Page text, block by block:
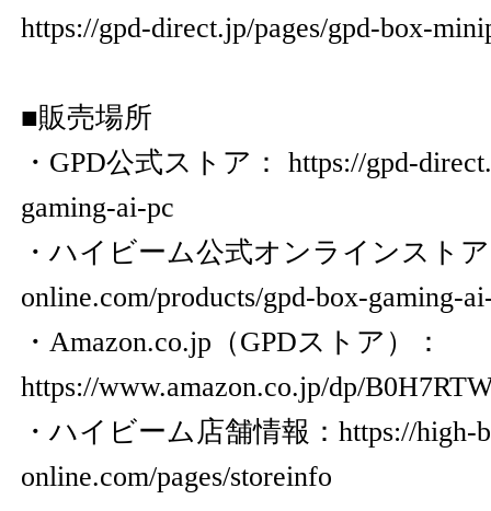
https://gpd-direct.jp/pages/gpd-box-
■販売場所
・GPD公式ストア： https://gpd-
gaming-ai-pc
・ハイビーム公式オンラインスト
online.com/products/gpd-box-gaming-
・Amazon.co.jp（GPDストア）：
https://www.amazon.co.jp/dp/
・ハイビーム店舗情報： https://high-
online.com/pages/storeinfo